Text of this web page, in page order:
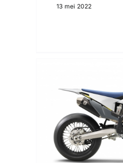
13 mei 2022